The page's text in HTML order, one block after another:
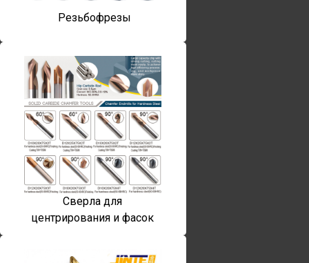
Резьбофрезы
Сверла для
центрирования и фасок